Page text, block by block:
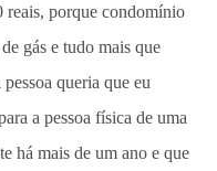
reais, porque condomínio
gás e tudo mais que
queria que eu
a pessoa física de uma
há mais de um ano e que